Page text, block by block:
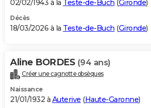
02/02/1943 à la Teste-de-Buch (Gironde)
Décès
18/03/2026 à la Teste-de-Buch (Gironde)
Aline BORDES (94 ans)
Créer une cagnotte obsèques
Naissance
21/01/1932 à Auterive (Haute-Garonne)